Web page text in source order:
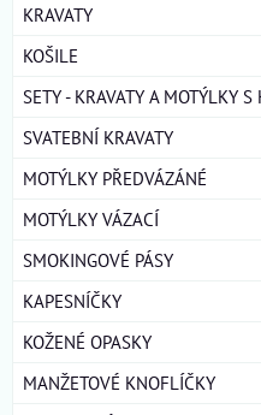
KRAVATY
KOŠILE
SETY - KRAVATY A MOTÝLKY S
SVATEBNÍ KRAVATY
MOTÝLKY PŘEDVÁZÁNÉ
MOTÝLKY VÁZACÍ
SMOKINGOVÉ PÁSY
KAPESNÍČKY
KOŽENÉ OPASKY
MANŽETOVÉ KNOFLÍČKY